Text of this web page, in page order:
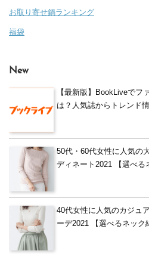
お取り寄せ鍋ランキング
福袋
New
【最新版】BookLiveでフ
は？人気誌からトレンド
50代・60代女性に人気の
ディネート2021 【選べる
40代女性に人気のカジュ
ーデ2021 【選べるネック